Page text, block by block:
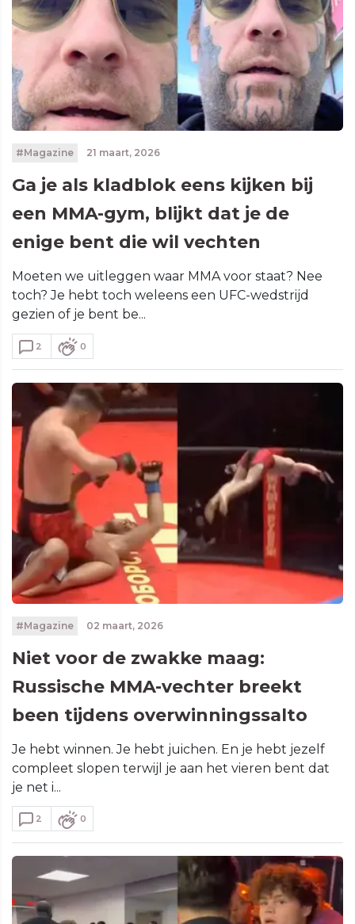
#Magazine 21 maart, 2026
Ga je als kladblok eens kijken bij
een MMA-gym, blijkt dat je de
enige bent die wil vechten
Moeten we uitleggen waar MMA voor staat? Nee
toch? Je hebt toch weleens een UFC-wedstrijd
gezien of je bent be...
2 0
#Magazine 02 maart, 2026
Niet voor de zwakke maag:
Russische MMA-vechter breekt
been tijdens overwinningssalto
Je hebt winnen. Je hebt juichen. En je hebt jezelf
compleet slopen terwijl je aan het vieren bent dat
je net i...
2 0